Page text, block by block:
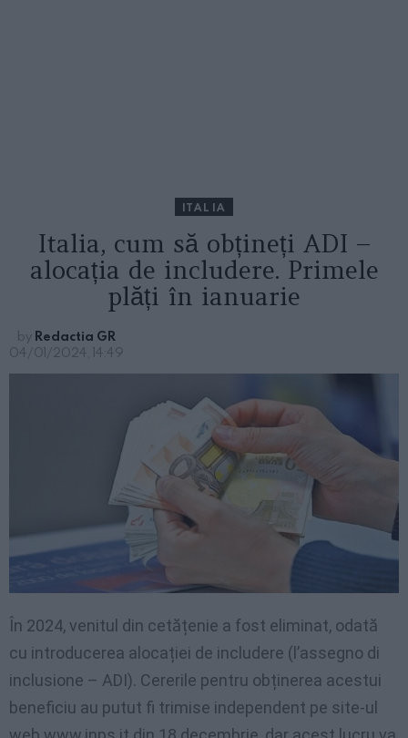
ITALIA
Italia, cum să obțineți ADI –
alocația de includere. Primele
plăți în ianuarie
by Redactia GR
04/01/2024, 14:49
În 2024, venitul din cetățenie a fost eliminat, odată
cu introducerea alocației de includere (l’assegno di
inclusione – ADI). Cererile pentru obținerea acestui
beneficiu au putut fi trimise independent pe site-ul